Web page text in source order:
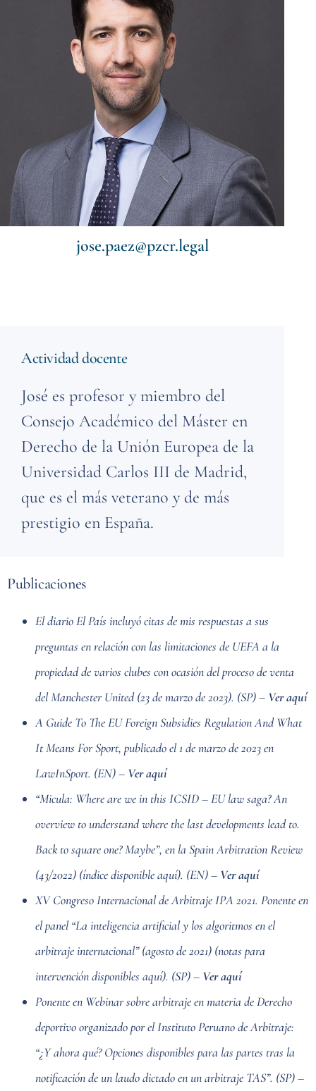
jose.paez@pzcr.legal
Actividad docente
José es profesor y miembro del
Consejo Académico del Máster en
Derecho de la Unión Europea de la
Universidad Carlos III de Madrid,
que es el más veterano y de más
prestigio en España.
Publicaciones
El diario El País incluyó citas de mis respuestas a sus
preguntas en relación con las limitaciones de UEFA a la
propiedad de varios clubes con ocasión del proceso de venta
del Manchester United (23 de marzo de 2023). (SP) – Ver aquí
A Guide To The EU Foreign Subsidies Regulation And What
It Means For Sport, publicado el 1 de marzo de 2023 en
LawInSport. (EN) – Ver aquí
“Micula: Where are we in this ICSID – EU law saga? An
overview to understand where the last developments lead to.
Back to square one? Maybe”, en la Spain Arbitration Review
(43/2022) (índice disponible aquí). (EN) – Ver aquí
XV Congreso Internacional de Arbitraje IPA 2021. Ponente en
el panel “La inteligencia artificial y los algoritmos en el
arbitraje internacional” (agosto de 2021) (notas para
intervención disponibles aquí). (SP) – Ver aquí
Ponente en Webinar sobre arbitraje en materia de Derecho
deportivo organizado por el Instituto Peruano de Arbitraje:
“¿Y ahora qué? Opciones disponibles para las partes tras la
notificación de un laudo dictado en un arbitraje TAS”. (SP) –